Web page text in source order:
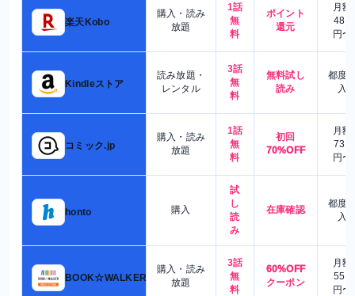
楽天Kobo
購入・読み
放題
1話
無
料
ポイント
還元
月額
480
円〜
Kindleストア
読み放題・
レンタル
3話
無
料
無料試し
読み
都度
入
コミック.jp
購入・読み
放題
1話
無
料
初回
70%OFF
月額
730
円〜
honto 購入
試
し
読
み
在庫確認
都度
入
BOOK☆WALKER
購入・読み
放題
3話
無
料
60%OFF
クーポン
月額
550
円〜